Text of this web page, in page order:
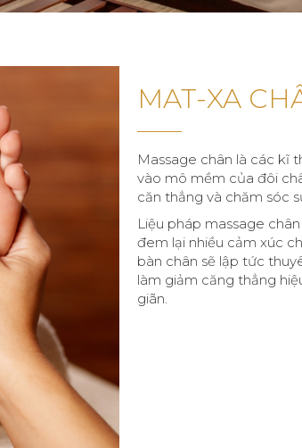
MAT-XA
Massage chân là các kĩ
vào mô mềm của đôi
căn thẳng và chăm sóc
Liệu pháp massage
đem lại nhiều cảm xúc
bàn chân sẽ lập tức
làm giảm căng thẳng
giãn.